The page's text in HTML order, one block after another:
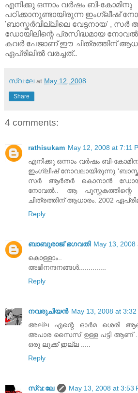
എനിക്കു ഒന്നാം വര്‍ഷം ബി-കോമിനു
പഠിക്കാനുണ്ടായിരുന്ന ഇംഗ്ലീഷ്‌
'ബാസ്കര്‍വില്ലിലെ വേട്ടനായ' ,
ഡോയിലിന്റെ പ്രസിദ്ധമായ
കവര്‍ പേജാണ്‌ ഈ ചിത്രത്തിന്‌
ഏപ്രിലില്‍ വരച്ചത്‌..
സ്വ:ലേ at May 12, 2008
Share
4 comments:
rathisukam May 12, 2008 at 7:11
എനിക്കു ഒന്നാം വര്‍ഷം ബി-
ഇംഗ്ലീഷ്‌ നോവലായിരുന്നു
സര്‍ ആര്‍തര്‍ കൊനാന്‍
നോവല്‍.. ആ
ചിത്രത്തിന്‌ ആധാരം. 2002
Reply
ബാബുരാജ് ഭഗവതി May 13, 2008
കൊള്ളാം..
അഭിനന്ദനങ്ങള്‍..............
Reply
നവരുചിയന്‍ May 13, 2008 at 3:32
അല്ല എന്റെ ഓര്‍മ ശെരി
അപാര സൈസ് ഉള്ള പട്ടി ആണ്
ഒരു ലുക്ക് ഇല്ല .....
Reply
സ്വ:ലേ
May 13, 2008 at 3:53